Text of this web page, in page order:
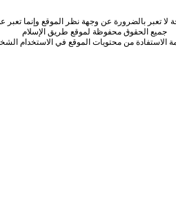
لا تعبر بالضرورة عن وجهة نظر الموقع وإنما تعبر
جميع الحقوق محفوظة لموقع طريق الإسلام
الاستفادة من محتويات الموقع في الاستخدام